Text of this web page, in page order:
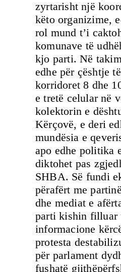
zyrtarisht një
këto organizime,
rol mund t’i
komunave të
kjo parti. Në
edhe për çështje
korridoret 8 dhe
e tretë celular në
kolektorin e
Kërçovë, e deri
mundësia e
apo edhe politika
diktohet pas
SHBA. Së fundi
përafërt me
dhe mediat e
parti kishin filluar
informacione
protesta
për parlament
fushatë